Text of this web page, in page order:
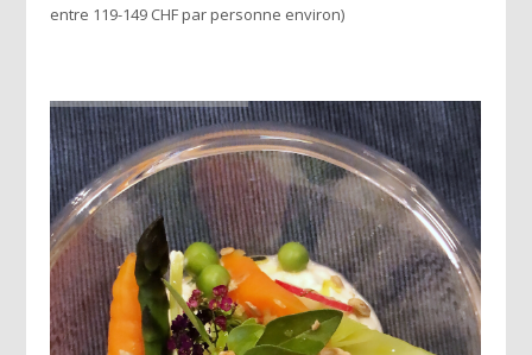
entre 119-149 CHF par personne environ)